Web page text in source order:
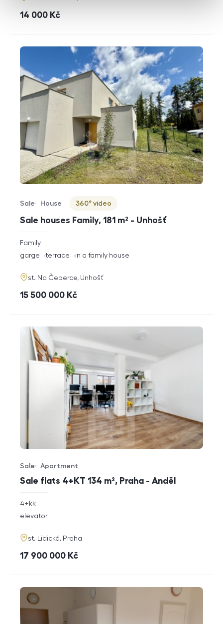
cena
14 000 Kč
Sale houses Family, 181 m² - Unhošť
Offer type
Sale
Property type
House
Virtuální prohlídka
360° video
rozměry
disposition
Family
funkce
garge terrace in a family house
adresa
st. Na Čeperce, Unhošť
cena
15 500 000 Kč
Sale flats 4+KT 134 m², Praha - Anděl
Offer type
Sale
Property type
Apartment
rozměry
4+kk
funkce
elevator
adresa
st. Lidická, Praha
cena
17 900 000 Kč